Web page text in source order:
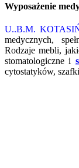
Wyposażenie
U..B.M.
medycznych,
Rodzaje mebli,
stomatologiczne i
cytostatyków,